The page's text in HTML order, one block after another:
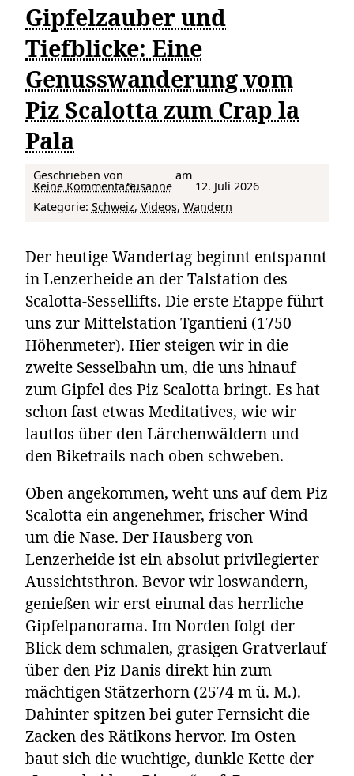
Gipfelzauber und
Tiefblicke: Eine
Genusswanderung vom
Piz Scalotta zum Crap la
Pala
Geschrieben von
Susanne
am
12. Juli 2026
Keine Kommentarezu Gipfelzauber und Tiefblicke: Eine Genusswanderung vom Piz Scalotta zum Crap la Pala
Kategorie: Schweiz, Videos, Wandern
Der heutige Wandertag beginnt entspannt
in Lenzerheide an der Talstation des
Scalotta-Sessellifts. Die erste Etappe führt
uns zur Mittelstation Tgantieni (1750
Höhenmeter). Hier steigen wir in die
zweite Sesselbahn um, die uns hinauf
zum Gipfel des Piz Scalotta bringt. Es hat
schon fast etwas Meditatives, wie wir
lautlos über den Lärchenwäldern und
den Biketrails nach oben schweben.
Oben angekommen, weht uns auf dem Piz
Scalotta ein angenehmer, frischer Wind
um die Nase. Der Hausberg von
Lenzerheide ist ein absolut privilegierter
Aussichtsthron. Bevor wir loswandern,
genießen wir erst einmal das herrliche
Gipfelpanorama. Im Norden folgt der
Blick dem schmalen, grasigen Gratverlauf
über den Piz Danis direkt hin zum
mächtigen Stätzerhorn (2574 m ü. M.).
Dahinter spitzen bei guter Fernsicht die
Zacken des Rätikons hervor. Im Osten
baut sich die wuchtige, dunkle Kette der